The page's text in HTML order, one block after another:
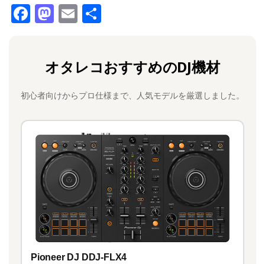
F
b
o
o
k
M
o
d
o
n
E
l
オタレコおすすめのDJ機材
初心者向けからプロ仕様まで、人気モデルを厳選しました。
Pioneer DJ DDJ-FLX4